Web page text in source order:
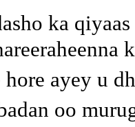
ka qiyaas
ayey u
oo